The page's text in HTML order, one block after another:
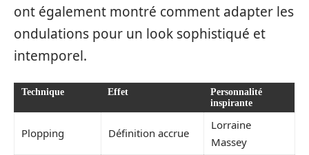
ont également montré comment adapter les
ondulations pour un look sophistiqué et
intemporel.
Technique Effet
Personnalité
inspirante
Plopping Définition accrue
Lorraine
Massey